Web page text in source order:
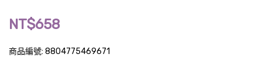
NT$658
商品編號: 8804775469671